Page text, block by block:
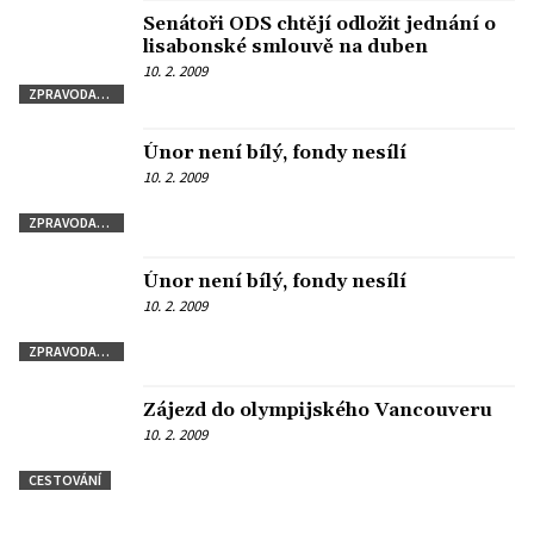
ZPRAVODAJSTVÍ
Senátoři ODS chtějí odložit jednání o
lisabonské smlouvě na duben
10. 2. 2009
ZPRAVODAJSTVÍ
Únor není bílý, fondy nesílí
10. 2. 2009
ZPRAVODAJSTVÍ
Únor není bílý, fondy nesílí
10. 2. 2009
CESTOVÁNÍ
Zájezd do olympijského Vancouveru
10. 2. 2009